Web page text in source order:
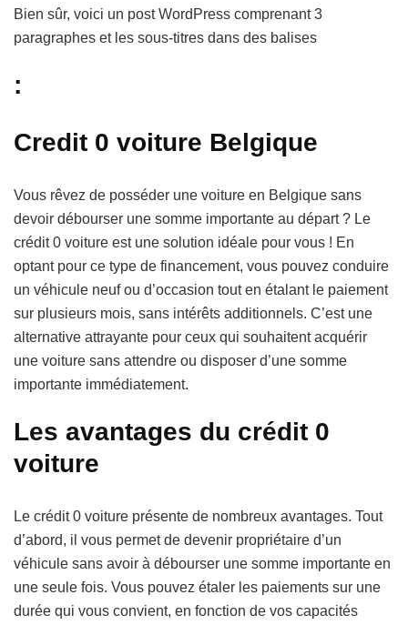
Bien sûr, voici un post WordPress comprenant 3
paragraphes et les sous-titres dans des balises
:
Credit 0 voiture Belgique
Vous rêvez de posséder une voiture en Belgique sans
devoir débourser une somme importante au départ ? Le
crédit 0 voiture est une solution idéale pour vous ! En
optant pour ce type de financement, vous pouvez conduire
un véhicule neuf ou d’occasion tout en étalant le paiement
sur plusieurs mois, sans intérêts additionnels. C’est une
alternative attrayante pour ceux qui souhaitent acquérir
une voiture sans attendre ou disposer d’une somme
importante immédiatement.
Les avantages du crédit 0
voiture
Le crédit 0 voiture présente de nombreux avantages. Tout
d’abord, il vous permet de devenir propriétaire d’un
véhicule sans avoir à débourser une somme importante en
une seule fois. Vous pouvez étaler les paiements sur une
durée qui vous convient, en fonction de vos capacités